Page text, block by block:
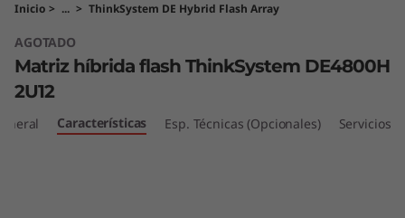
h
b
Inicio > ... > ThinkSystem DE Hybrid Flash Array
AGOTADO
Matriz híbrida flash ThinkSystem DE4800H
2U12
Características Esp. Técnicas (Opcionales) Servicios